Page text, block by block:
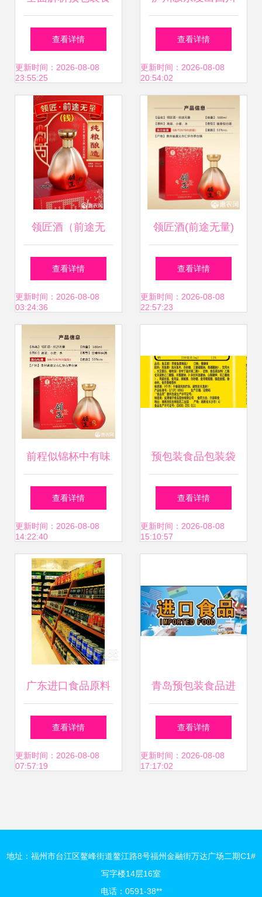
品标签标识要求
\n\n在现代社会，
预包装食品的法定
信息在于产品的溯
源性及其合法性，
它是消费者了解食
品成分、安全和营
养属性的主要途
径。最近我们对经
常能遇到的问题进
行了深入的总结
——那些隐藏在
《预包装食品规定
食品标签通则》
（GB 7718系
列）、甚至《食品
添加剂通用版规
定》(以及某些国际
上才有的参考，各
我们特别与定更的
情况频发的细致解
剖析详如下。下面
查看详情
更新时间：2026-08-08
23:55:25
省首张“仅销售预包
装食品”营业执照
预包装食品经营迈
入“证照合一”新时
代
查看详情
更新时间：2026-08-08
20:54:02
领匠酒（前途无
量） 品味卓越，前
途璀璨
查看详情
更新时间：2026-08-08
03:24:36
领匠酒(前途无量)
查看详情
更新时间：2026-08-08
22:57:23
前程似锦杯中有味
——领匠酒（前途
无量）品鉴札记
查看详情
更新时间：2026-08-08
14:22:40
预包装食品包装袋
上的产品类型 类别
名称的内涵解析
查看详情
更新时间：2026-08-08
15:10:57
广东进口食品原料
与预包装食品报关
全流程解析
查看详情
更新时间：2026-08-08
07:57:19
青岛预包装食品进
口报关行 一站式服
务，助力进口食品
查看详情
更新时间：2026-08-08
17:17:02
地址：福州市台江区鳌峰街道鳌江路8号福州金融街万达广场二期C1#
写字楼14层16室
电话：0591-38**